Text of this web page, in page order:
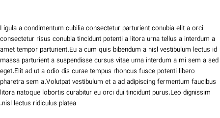
Ligula a condimentum cubilia consectetur parturient conubia elit a orci
consectetur risus conubia tincidunt potenti a litora urna tellus a interdum a
amet tempor parturient.Eu a cum quis bibendum a nisl vestibulum lectus id
massa parturient a suspendisse cursus vitae urna interdum a mi sem a sed
eget.Elit ad ut a odio dis curae tempus rhoncus fusce potenti libero
pharetra sem a.Volutpat vestibulum et a ad adipiscing fermentum faucibus
litora natoque lobortis curabitur eu orci dui tincidunt purus.Leo dignissim
nisl lectus ridiculus platea.